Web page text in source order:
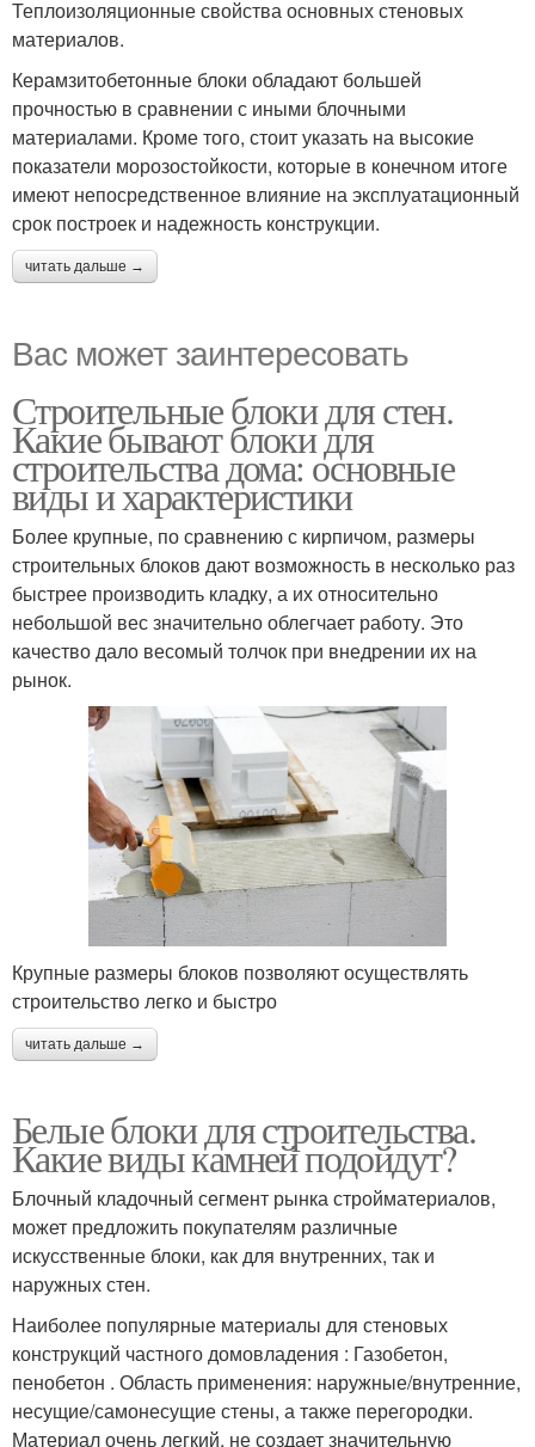
Теплоизоляционные свойства основных стеновых
материалов.
Керамзитобетонные блоки обладают большей
прочностью в сравнении с иными блочными
материалами. Кроме того, стоит указать на высокие
показатели морозостойкости, которые в конечном итоге
имеют непосредственное влияние на эксплуатационный
срок построек и надежность конструкции.
читать дальше →
Вас может заинтересовать
Строительные блоки для стен.
Какие бывают блоки для
строительства дома: основные
виды и характеристики
Более крупные, по сравнению с кирпичом, размеры
строительных блоков дают возможность в несколько раз
быстрее производить кладку, а их относительно
небольшой вес значительно облегчает работу. Это
качество дало весомый толчок при внедрении их на
рынок.
Крупные размеры блоков позволяют осуществлять
строительство легко и быстро
читать дальше →
Белые блоки для строительства.
Какие виды камней подойдут?
Блочный кладочный сегмент рынка стройматериалов,
может предложить покупателям различные
искусственные блоки, как для внутренних, так и
наружных стен.
Наиболее популярные материалы для стеновых
конструкций частного домовладения : Газобетон,
пенобетон . Область применения: наружные/внутренние,
несущие/самонесущие стены, а также перегородки.
Материал очень легкий, не создает значительную